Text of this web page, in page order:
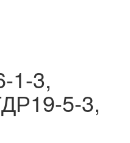
1-3,
5-3,